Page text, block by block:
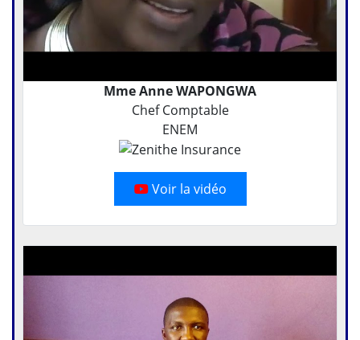
Mme Anne WAPONGWA
Chef Comptable
ENEM
Voir la vidéo